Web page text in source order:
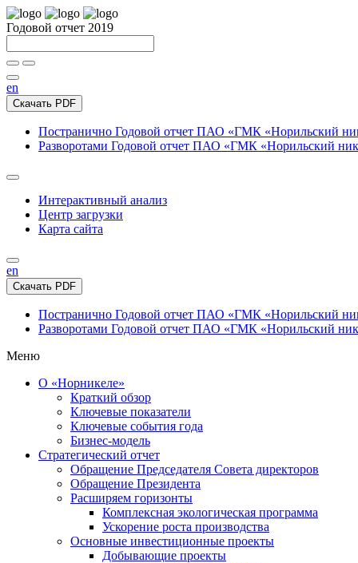
Годовой отчет 2019
en
Скачать PDF
Постранично Годовой отчет ПАО «ГМК «Норильский
Разворотами Годовой отчет ПАО «ГМК «Норильский
Интерактивный анализ
Центр загрузки
Карта сайта
en
Скачать PDF
Постранично Годовой отчет ПАО «ГМК «Норильский
Разворотами Годовой отчет ПАО «ГМК «Норильский
Меню
О «Норникеле»
Краткий обзор
Ключевые показатели
Ключевые события года
Бизнес-модель
Стратегический отчет
Обращение Председателя Совета директоров
Обращение Президента
Расширяем горизонты
Комплексная экологическая программа
Ускорение роста производства
Основные инвестиционные проекты
Добывающие проекты